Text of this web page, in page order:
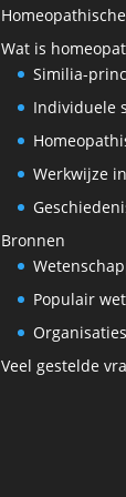
Wat is
Similia-
Individuele
Werkwijze
Bronnen
Populair
Organisaties
Veel gestelde